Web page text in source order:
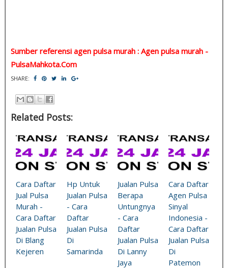
Sumber referensi agen pulsa murah : Agen pulsa murah -
PulsaMahkota.Com
SHARE:
Related Posts:
Cara Daftar
Jual Pulsa
Murah -
Cara Daftar
Jualan Pulsa
Di Blang
Kejeren
Hp Untuk
Jualan Pulsa
- Cara
Daftar
Jualan Pulsa
Di
Samarinda
Jualan Pulsa
Berapa
Untungnya
- Cara
Daftar
Jualan Pulsa
Di Lanny
Jaya
Cara Daftar
Agen Pulsa
Sinyal
Indonesia -
Cara Daftar
Jualan Pulsa
Di
Patemon